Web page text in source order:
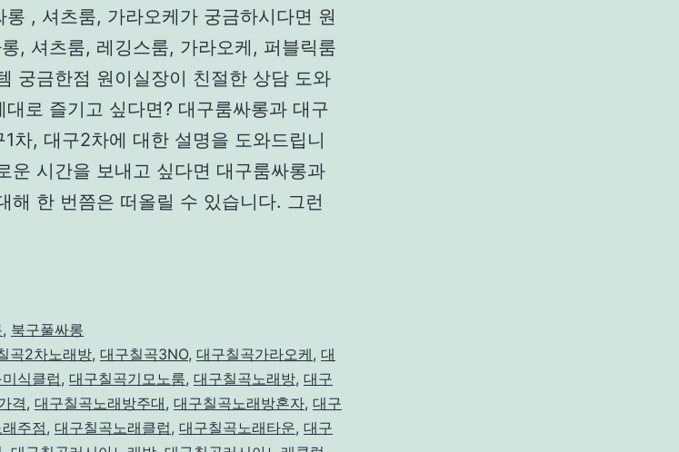
, 셔츠룸, 가라오케가 궁금하시다면 원
, 셔츠룸, 레깅스룸, 가라오케, 퍼블릭룸
궁금한점 원이실장이 친절한 상담 도와
로 즐기고 싶다면? 대구룸싸롱과 대구
차, 대구2차에 대한 설명을 도와드립니
운 시간을 보내고 싶다면 대구룸싸롱과
해 한 번쯤은 떠올릴 수 있습니다. 그런
, 북구풀싸롱
곡2차노래방, 대구칠곡3NO, 대구칠곡가라오케, 대
식클럽, 대구칠곡기모노룸, 대구칠곡노래방, 대구
격, 대구칠곡노래방주대, 대구칠곡노래방혼자, 대구
주점, 대구칠곡노래클럽, 대구칠곡노래타운, 대구